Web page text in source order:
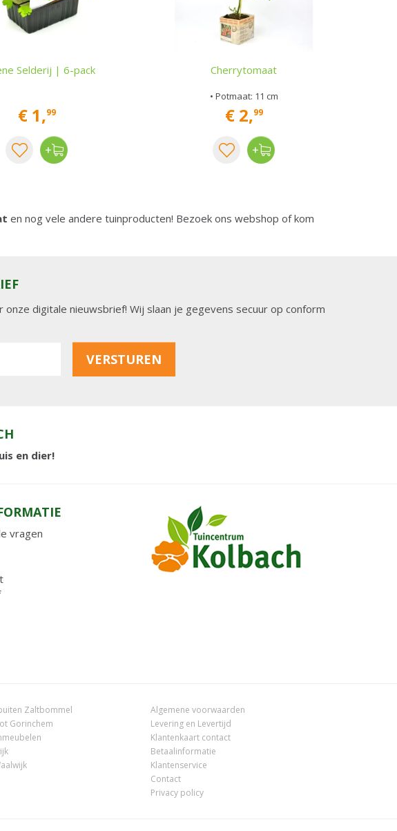
Selderij | 6-pack
€ 1,99
Cherrytomaat
• Potmaat: 11 cm
€ 2,99
en nog vele andere tuinproducten! Bezoek ons webshop of kom
digitale nieuwsbrief! Wij slaan je gegevens secuur op conform
en dier!
vragen
Zaltbommel
Gorinchem
Algemene voorwaarden
Levering en Levertijd
Klantenkaart contact
Betaalinformatie
Klantenservice
Contact
Privacy policy